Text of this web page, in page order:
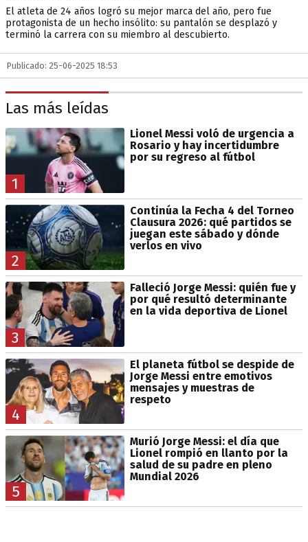
El atleta de 24 años logró su mejor marca del año, pero fue
protagonista de un hecho insólito: su pantalón se desplazó y
terminó la carrera con su miembro al descubierto.
Publicado: 25-06-2025 18:53
Las más leídas
1
Lionel Messi voló de urgencia a
Rosario y hay incertidumbre
por su regreso al fútbol
2
Continúa la Fecha 4 del Torneo
Clausura 2026: qué partidos se
juegan este sábado y dónde
verlos en vivo
3
Falleció Jorge Messi: quién fue y
por qué resultó determinante
en la vida deportiva de Lionel
4
El planeta fútbol se despide de
Jorge Messi entre emotivos
mensajes y muestras de
respeto
5
Murió Jorge Messi: el día que
Lionel rompió en llanto por la
salud de su padre en pleno
Mundial 2026